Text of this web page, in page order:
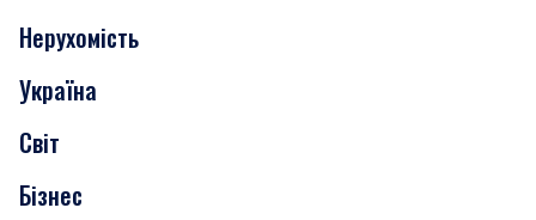
Події
Скандали
Нерухомість
Транспорт
Нерухомість
Україна
Світ
Бізнес